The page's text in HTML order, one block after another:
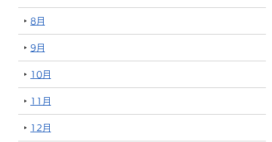
8月
9月
10月
11月
12月